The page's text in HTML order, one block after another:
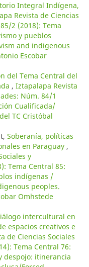
Integral Indígena,
Revista de Ciencias
2 (2018): Tema
y pueblos
and indigenous
Escobar
del Tema Central del
, Iztapalapa Revista
Núm. 84/1
Cualificada/
TC Cristóbal
Soberanía, políticas
en Paraguay ,
y
Tema Central 85:
indígenas /
peoples.
Omhstede
intercultural en
espacios creativos e
de Ciencias Sociales
Tema Central 76:
despojo: itinerancia